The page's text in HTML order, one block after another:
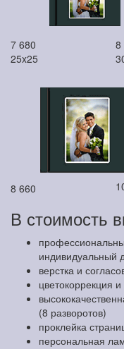
7 680 8
25x25
8 660
В стоимость
индивидуальный
верстка и
цветокоррекция
(8 разворотов)
проклейка
персональная